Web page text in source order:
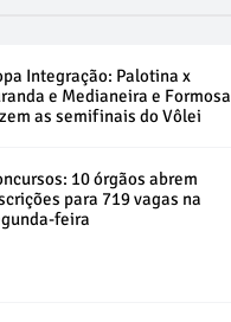
Integração: Palotina x
e Medianeira e Formosa
as semifinais do Vôlei
10 órgãos abrem
para 719 vagas na
feira